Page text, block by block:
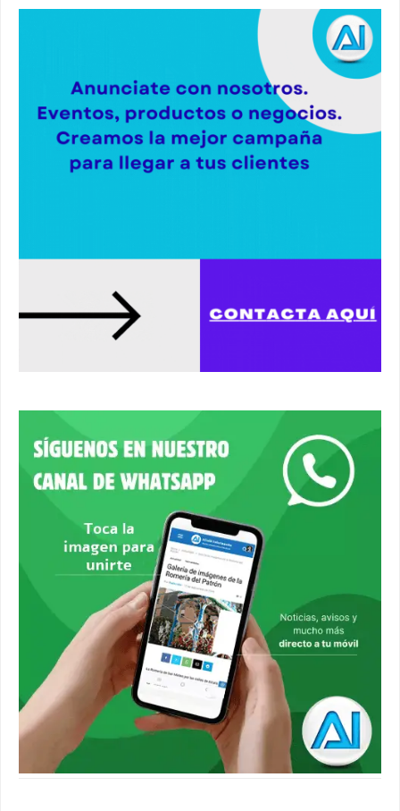
altura de Alcalá. #atraco #alcaladeguadaira
Robaban a narcotraficantes, hay registros en
Primeras 191 viviendas VPO en Alcalá de
Guadaíra. #alcaladeguadaira #vivienda #vpo
Nueva iluminación del Parque Oromana.
#alcaladeguadaira #luz #iluminacion
Paseo de caballos. #alcaladeguadaira #ferias
00:37
Un autobús ha golpeado a otro en el recinto
ferial. #accidente #alcaladeguadaira #ferias
00:08